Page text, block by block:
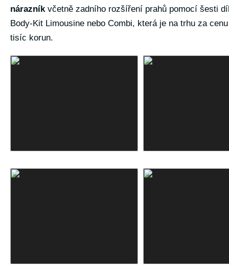
nárazníkvčetně zadního rozšíření prahů pomocí šesti
Body-Kit Limousine nebo Combi, která je na trhu za
tisíc korun.